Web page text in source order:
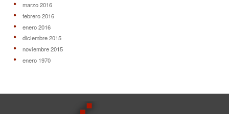
marzo 2016
febrero 2016
enero 2016
diciembre 2015
noviembre 2015
enero 1970